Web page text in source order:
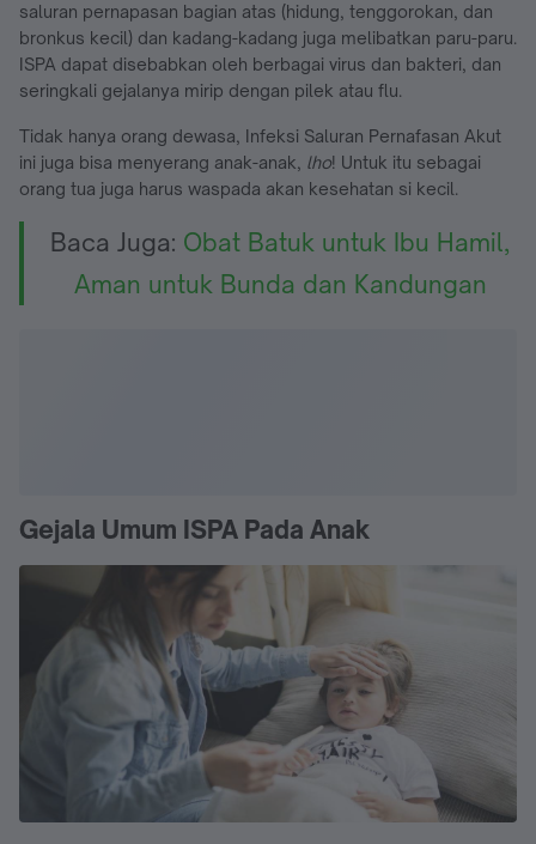
saluran pernapasan bagian atas (hidung, tenggorokan, dan
bronkus kecil) dan kadang-kadang juga melibatkan paru-paru.
ISPA dapat disebabkan oleh berbagai virus dan bakteri, dan
seringkali gejalanya mirip dengan pilek atau flu.
Tidak hanya orang dewasa, Infeksi Saluran Pernafasan Akut
ini juga bisa menyerang anak-anak, lho! Untuk itu sebagai
orang tua juga harus waspada akan kesehatan si kecil.
Baca Juga: Obat Batuk untuk Ibu Hamil,
Aman untuk Bunda dan Kandungan
Gejala Umum ISPA Pada Anak